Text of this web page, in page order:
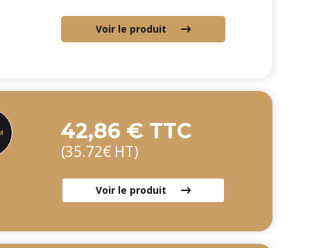
Voir le produit
42,86 € TTC
(35.72€ HT)
Voir le produit